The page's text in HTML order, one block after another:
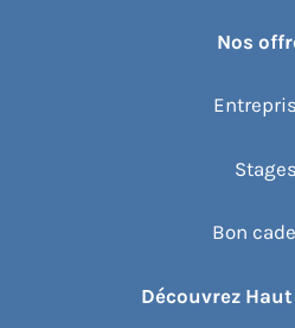
Nos
Stages
Bon
Découvrez